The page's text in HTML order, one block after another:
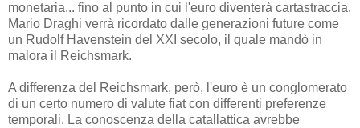
monetaria... fino al punto in cui l'euro diventerà cartastraccia.
Mario Draghi verrà ricordato dalle generazioni future come
un Rudolf Havenstein del XXI secolo, il quale mandò in
malora il Reichsmark.
A differenza del Reichsmark, però, l'euro è un conglomerato
di un certo numero di valute fiat con differenti preferenze
temporali. La conoscenza della catallattica avrebbe